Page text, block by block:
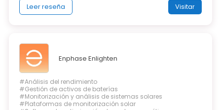
Leer reseña Visitar
Enphase Enlighten
#Análisis del rendimiento
#Gestión de activos de baterías
#Monitorización y análisis de sistemas solares
#Plataformas de monitorización solar